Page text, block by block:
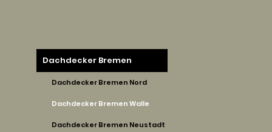
Dachdecker Bremen
Dachdecker Bremen Nord
Dachdecker Bremen Walle
Dachdecker Bremen Neustadt